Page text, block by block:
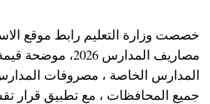
خصصت وزارة التعليم رابط موقع
مصاريف المدارس
المدارس الخاصة ، مصروفات
جميع المحافظات ، مع تطبيق قرار